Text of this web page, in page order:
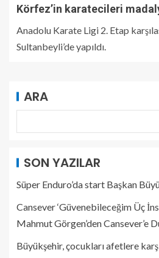
Körfez’in karatecileri
Anadolu Karate Ligi 2. Etap
Sultanbeyli’de yapıldı.
ARA
SON YAZILAR
Süper Enduro’da start Başkan
Cansever ‘Güvenebileceğim Üç
Mahmut Görgen’den Cansever’e
Büyükşehir, çocukları afetlere